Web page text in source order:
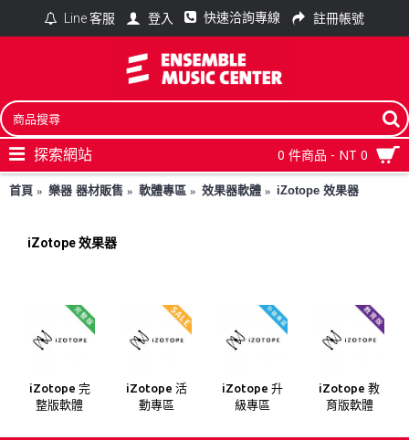
Line 客服 登入 快速洽詢專線 註冊帳號
0 件商品 - NT 0
探索網站
首頁 樂器 器材販售 軟體專區 效果器軟體 iZotope 效果器
iZotope 效果器
iZotope 完
整版軟體
iZotope 活
動專區
iZotope 升
級專區
iZotope 教
育版軟體